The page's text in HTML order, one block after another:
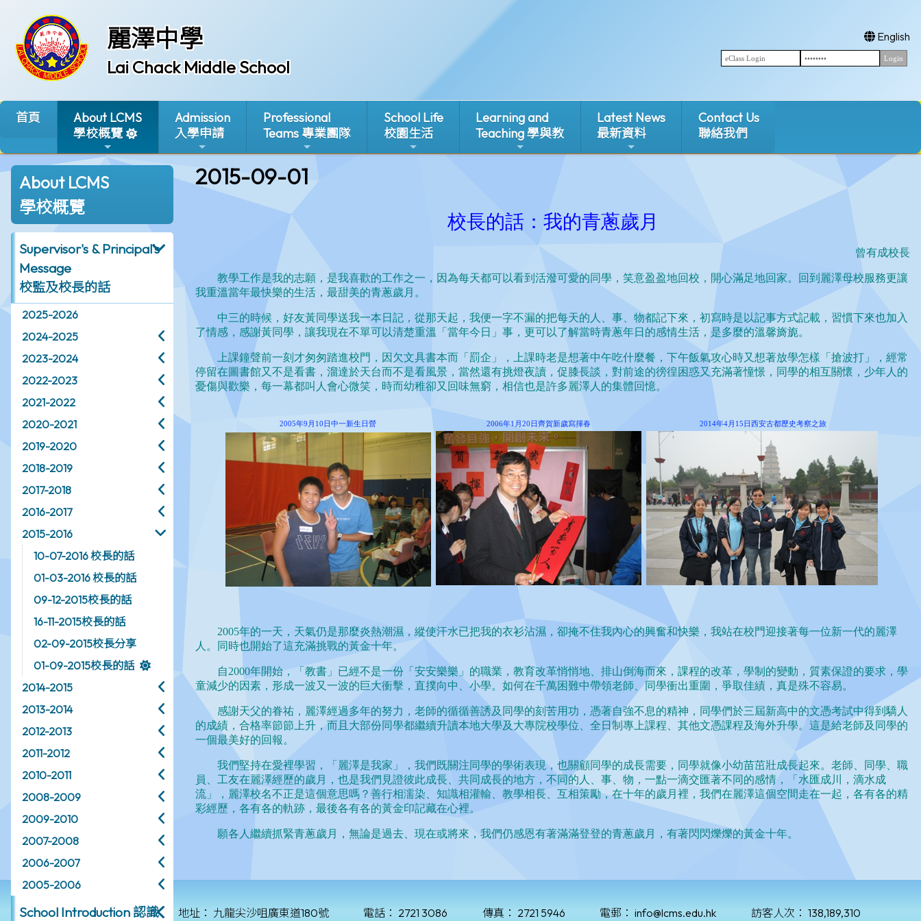
麗澤中學
Lai Chack Middle School
English
首頁
About LCMS
學校概覽
Admission
入學申請
Professional
Teams 專業團隊
School Life
校園生活
Learning and
Teaching 學與教
Latest News
最新資料
Contact Us
聯絡我們
About LCMS
學校概覽
Supervisor's & Principal's
Message
校監及校長的話
2025-2026
2024-2025
2023-2024
2022-2023
2021-2022
2020-2021
2019-2020
2018-2019
2017-2018
2016-2017
2015-2016
10-07-2016 校長的話
01-03-2016 校長的話
09-12-2015校長的話
16-11-2015校長的話
02-09-2015校長分享
01-09-2015校長的話
2014-2015
2013-2014
2012-2013
2011-2012
2010-2011
2008-2009
2009-2010
2007-2008
2006-2007
2005-2006
School Introduction 認識
2015-09-01
© 2026 版權所有 地址： 九龍尖沙咀廣東道180號 電話： 2721 3086 傳真： 2721 5946 電郵： info@lcms.edu.hk 訪客人次： 138,189,310